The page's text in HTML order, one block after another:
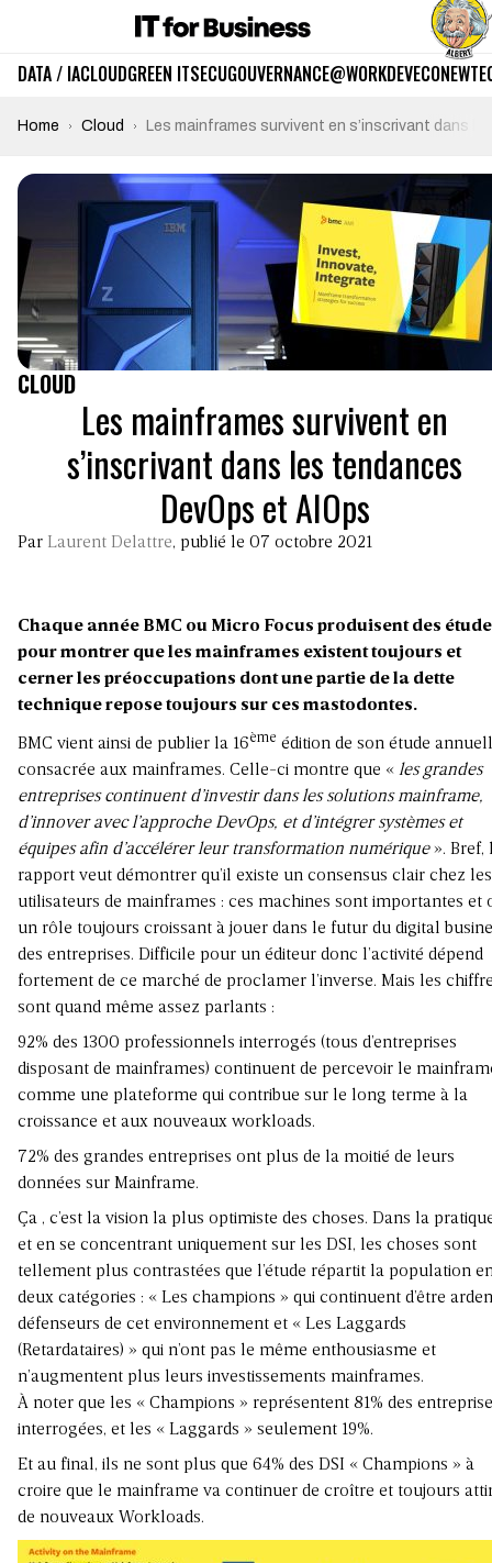
DATA / IACLOUDGREEN ITSECUGOUVERNANCE@WORKDEVECO
Home Cloud Les mainframes survivent en s’inscrivant dans
CLOUD
Les mainframes survivent en
s’inscrivant dans les tendances
DevOps et AIOps
Par Laurent Delattre, publié le 07 octobre 2021
Chaque année BMC ou Micro Focus produisent des
pour montrer que les mainframes existent toujours et
cerner les préoccupations dont une partie de la dette
technique repose toujours sur ces mastodontes.
BMC vient ainsi de publier la 16ème édition de son étude
consacrée aux mainframes. Celle-ci montre que « les grandes
entreprises continuent d’investir dans les solutions mainframe,
d’innover avec l’approche DevOps, et d’intégrer systèmes et
équipes afin d’accélérer leur transformation numérique». Bref,
rapport veut démontrer qu’il existe un consensus clair chez les
utilisateurs de mainframes : ces machines sont importantes et
un rôle toujours croissant à jouer dans le futur du digital
des entreprises. Difficile pour un éditeur donc l’activité dépend
fortement de ce marché de proclamer l’inverse. Mais les
sont quand même assez parlants :
92% des 1300 professionnels interrogés (tous d’entreprises
disposant de mainframes) continuent de percevoir le
comme une plateforme qui contribue sur le long terme à la
croissance et aux nouveaux workloads.
72% des grandes entreprises ont plus de la moitié de leurs
données sur Mainframe.
Ça , c’est la vision la plus optimiste des choses. Dans la
et en se concentrant uniquement sur les DSI, les choses sont
tellement plus contrastées que l’étude répartit la population
deux catégories : « Les champions » qui continuent d’être
défenseurs de cet environnement et « Les Laggards
(Retardataires) » qui n’ont pas le même enthousiasme et
n’augmentent plus leurs investissements mainframes.
À noter que les « Champions » représentent 81% des
interrogées, et les « Laggards » seulement 19%.
Et au final, ils ne sont plus que 64% des DSI « Champions » à
croire que le mainframe va continuer de croître et toujours
de nouveaux Workloads.